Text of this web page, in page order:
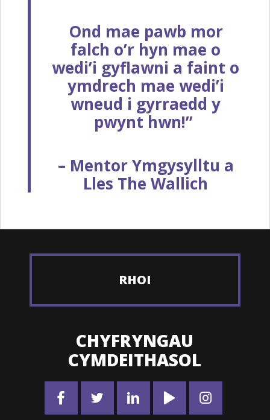
Ond mae pawb mor
falch o’r hyn mae o
wedi’i gyflawni a faint o
ymdrech mae wedi’i
wneud i gyrraedd y
pwynt hwn!”
– Mentor Ymgysylltu a
Lles The Wallich
RHOI
CHYFRYNGAU
CYMDEITHASOL